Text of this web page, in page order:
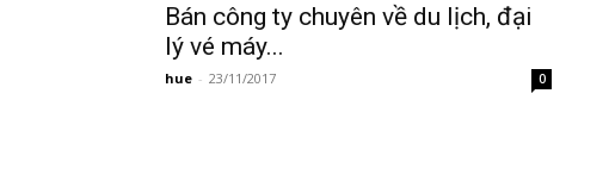
Bán công ty chuyên về du lịch, đại
lý vé máy...
hue - 23/11/2017 0